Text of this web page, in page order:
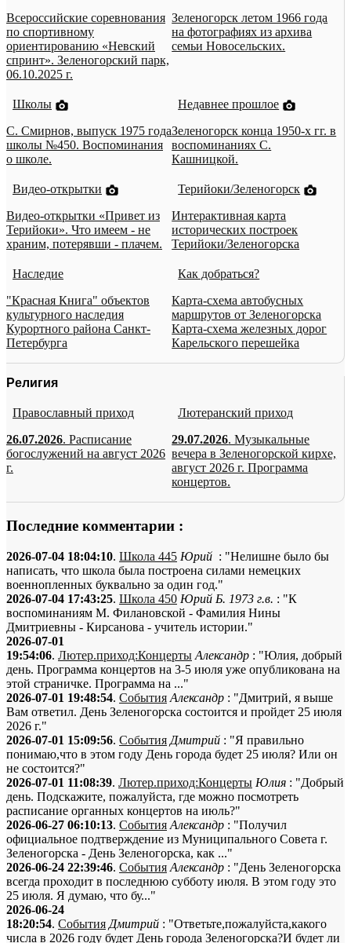
Всероссийские соревнования
по спортивному
ориентированию «Невский
спринт». Зеленогорский парк,
06.10.2025 г.
Зеленогорск летом 1966 года
на фотографиях из архива
семьи Новосельских.
Школы
С. Смирнов, выпуск 1975 года
школы №450. Воспоминания
о школе.
Недавнее прошлое
Зеленогорск конца 1950-х гг. в
воспоминаниях С.
Кашницкой.
Видео-открытки
Видео-открытки «Привет из
Терийоки». Что имеем - не
храним, потерявши - плачем.
Терийоки/Зеленогорск
Интерактивная карта
исторических построек
Терийоки/Зеленогорска
Наследие
"Красная Книга" объектов
культурного наследия
Курортного района Санкт-
Петербурга
Как добраться?
Карта-схема автобусных
маршрутов от Зеленогорска
Карта-схема железных дорог
Карельского перешейка
Религия
Православный приход
26.07.2026. Расписание
богослужений на август 2026
г.
Лютеранский приход
29.07.2026. Музыкальные
вечера в Зеленогорской кирхе,
август 2026 г. Программа
концертов.
Последние комментарии :
2026-07-04 18:04:10. Школа 445 Юрий : "Нелишне было бы
написать, что школа была построена силами немецких
военнопленных буквально за один год."
2026-07-04 17:43:25. Школа 450 Юрий Б. 1973 г.в. : "К
воспоминаниям М. Филановской - Фамилия Нины
Дмитриевны - Кирсанова - учитель истории."
2026-07-01
19:54:06. Лютер.приход:Концерты Александр : "Юлия, добрый
день. Программа концертов на 3-5 июля уже опубликована на
этой страничке. Программа на ..."
2026-07-01 19:48:54. События Александр : "Дмитрий, я выше
Вам ответил. День Зеленогорска состоится и пройдет 25 июля
2026 г."
2026-07-01 15:09:56. События Дмитрий : "Я правильно
понимаю,что в этом году День города будет 25 июля? Или он
не состоится?"
2026-07-01 11:08:39. Лютер.приход:Концерты Юлия : "Добрый
день. Подскажите, пожалуйста, где можно посмотреть
расписание органных концертов на июль?"
2026-06-27 06:10:13. События Александр : "Получил
официальное подтверждение из Муниципального Совета г.
Зеленогорска - День Зеленогорска, как ..."
2026-06-24 22:39:46. События Александр : "День Зеленогорска
всегда проходит в последнюю субботу июля. В этом году это
25 июля. Я думаю, что бу..."
2026-06-24
18:20:54. События Дмитрий : "Ответьте,пожалуйста,какого
числа в 2026 году будет День города Зеленогорска?И будет ли